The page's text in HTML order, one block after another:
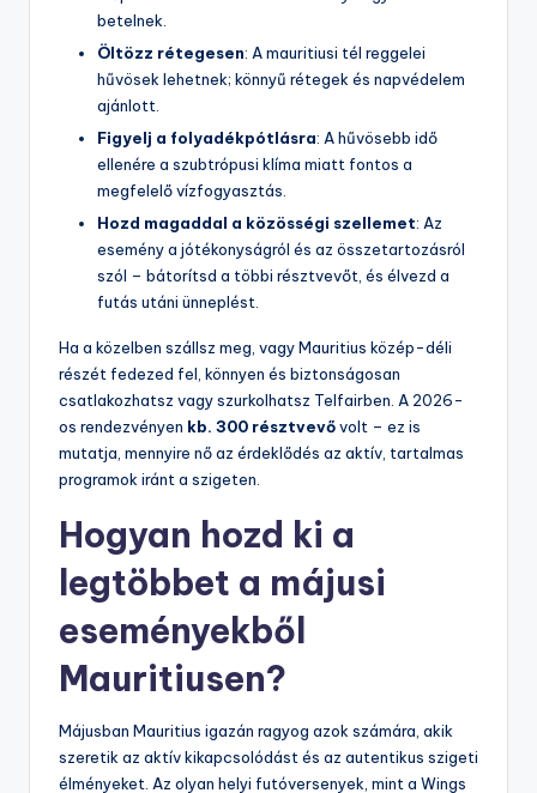
betelnek.
Öltözz rétegesen: A mauritiusi tél reggelei
hűvösek lehetnek; könnyű rétegek és napvédelem
ajánlott.
Figyelj a folyadékpótlásra: A hűvösebb idő
ellenére a szubtrópusi klíma miatt fontos a
megfelelő vízfogyasztás.
Hozd magaddal a közösségi szellemet: Az
esemény a jótékonyságról és az összetartozásról
szól – bátorítsd a többi résztvevőt, és élvezd a
futás utáni ünneplést.
Ha a közelben szállsz meg, vagy Mauritius közép-déli
részét fedezed fel, könnyen és biztonságosan
csatlakozhatsz vagy szurkolhatsz Telfairben. A 2026-
os rendezvényen kb. 300 résztvevővolt – ez is
mutatja, mennyire nő az érdeklődés az aktív, tartalmas
programok iránt a szigeten.
Hogyan hozd ki a
legtöbbet a májusi
eseményekből
Mauritiusen?
Májusban Mauritius igazán ragyog azok számára, akik
szeretik az aktív kikapcsolódást és az autentikus szigeti
élményeket. Az olyan helyi futóversenyek, mint a Wings